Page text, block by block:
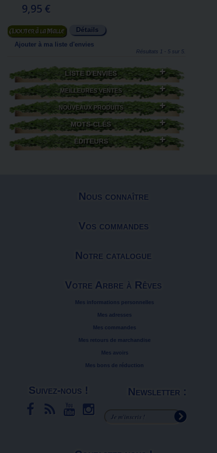
9,95 €
Ajouter au panier Détails
Ajouter à ma liste d'envies
Résultats 1 - 5 sur 5.
LISTE D'ENVIES
MEILLEURES VENTES
NOUVEAUX PRODUITS
MOTS-CLÉS
ÉDITEURS
Nous connaître
Vos commandes
Notre catalogue
Votre Arbre à Rêves
Mes informations personnelles
Mes adresses
Mes commandes
Mes retours de marchandise
Mes avoirs
Mes bons de réduction
Suivez-nous ! Newsletter :